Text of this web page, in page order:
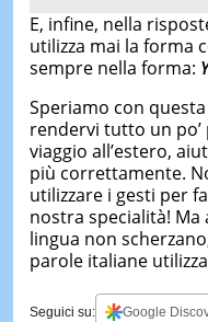
E, infine, nella
utilizza mai la forma
sempre nella forma:
Speriamo con
rendervi tutto un po’
viaggio all’estero,
più correttamente.
utilizzare i gesti per
nostra specialità!
lingua non
parole italiane
Seguici su: Google